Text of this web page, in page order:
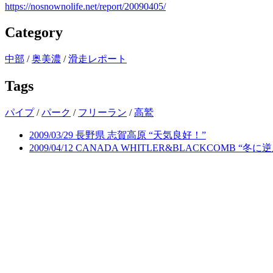
https://nosnownolife.net/report/20090405/
Category
中部 /奥美濃 /滑走レポート
Tags
パイプ/パーク / フリーラン /高鷲
2009/03/29 長野県 志賀高原 “天気良好！”
2009/04/12 CANADA WHITLER&BLACKCOMB “冬に逆